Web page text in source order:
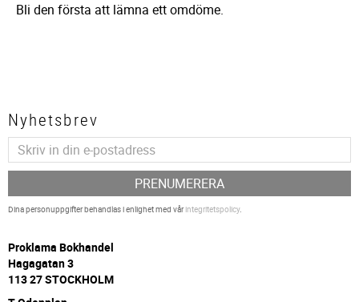
Bli den första att lämna ett omdöme.
Nyhetsbrev
PRENUMERERA
Dina personuppgifter behandlas i enlighet med vårintegritetspolicy.
Proklama Bokhandel
Hagagatan 3
113 27 STOCKHOLM